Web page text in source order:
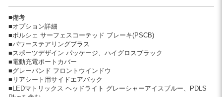
■備考
■オプション詳細
■ポルシェ サーフェスコーテッド ブレーキ(PSCB)
■パワーステアリングプラス
■スポーツデザイン パッケージ、ハイグロスブラック
■電動充電ポートカバー
■グレーバンド フロントウインドウ
■リアシート用サイドエアバック
■LEDマトリックス ヘッドライト グレーシャーアイスブルー、PDLS